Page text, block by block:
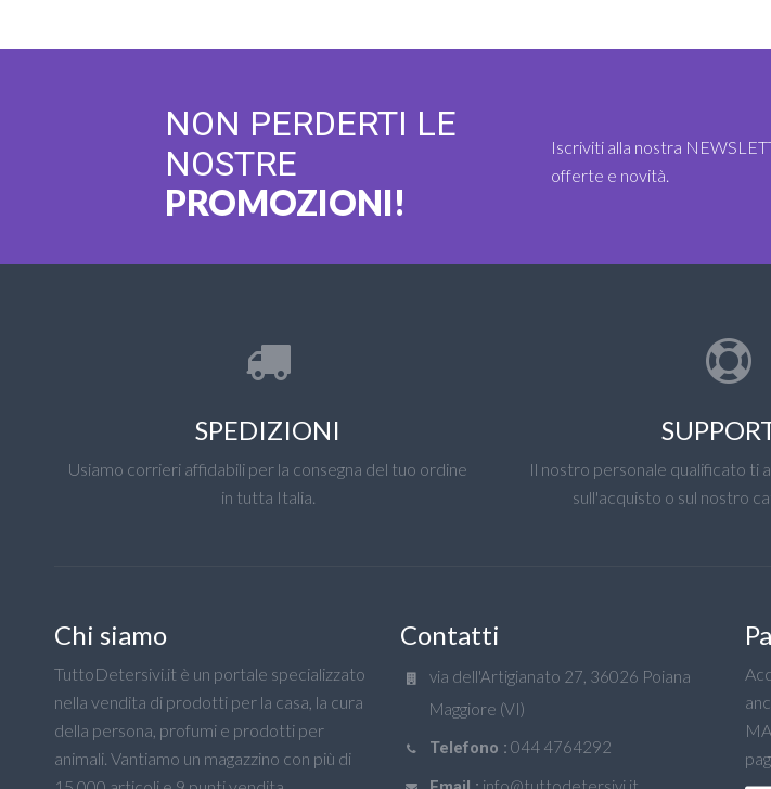
NON PERDERTI LE
NOSTRE
PROMOZIONI!
Iscriviti alla nostra
offerte e novità.
SPEDIZIONI
Usiamo corrieri affidabili per la consegna del tuo ordine
in tutta Italia.
Il nostro personale qualificato ti
sull'acquisto o sul nostro
Chi siamo
TuttoDetersivi.it è un portale specializzato
nella vendita di prodotti per la casa, la cura
della persona, profumi e prodotti per
animali. Vantiamo un magazzino con più di
Contatti
via dell'Artigianato 27, 36026 Poiana
Maggiore (VI)
Telefono : 044 4764292